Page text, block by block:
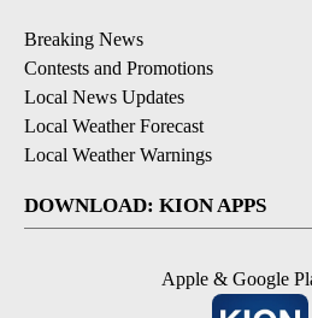
Breaking News
Contests and Promotions
Local News Updates
Local Weather Forecast
Local Weather Warnings
DOWNLOAD: KION APPS
Apple & Google